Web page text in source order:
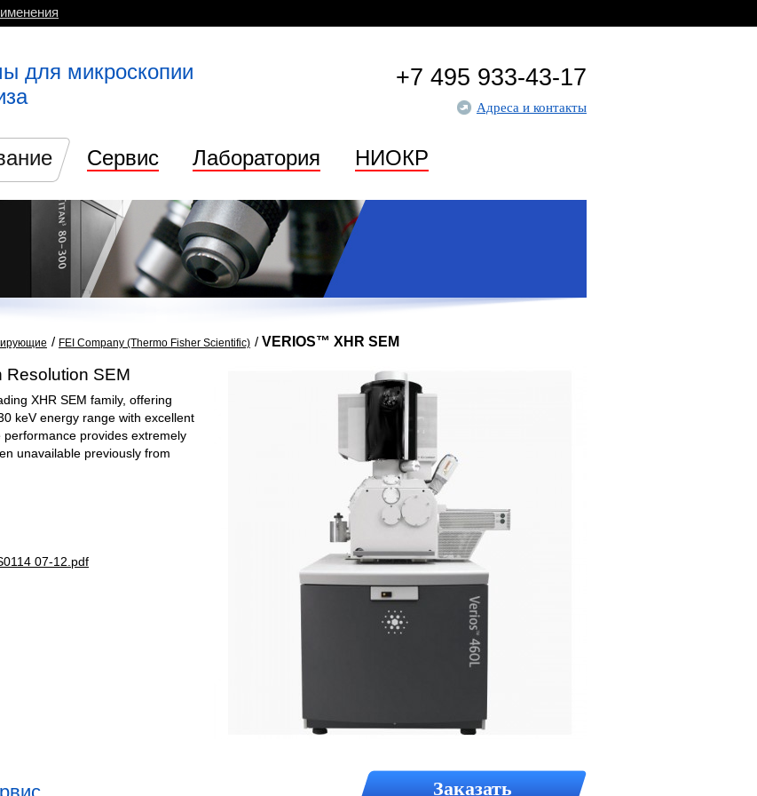
для микроскопии
+7 495 933-43-17
Адреса и контакты
Сервис Лаборатория НИОКР
/ FEI Company (Thermo Fisher Scientific) / VERIOS™ XHR SEM
Resolution SEM
XHR SEM family, offering
keV energy range with excellent
provides extremely
unavailable previously from
07-12.pdf
Заказать